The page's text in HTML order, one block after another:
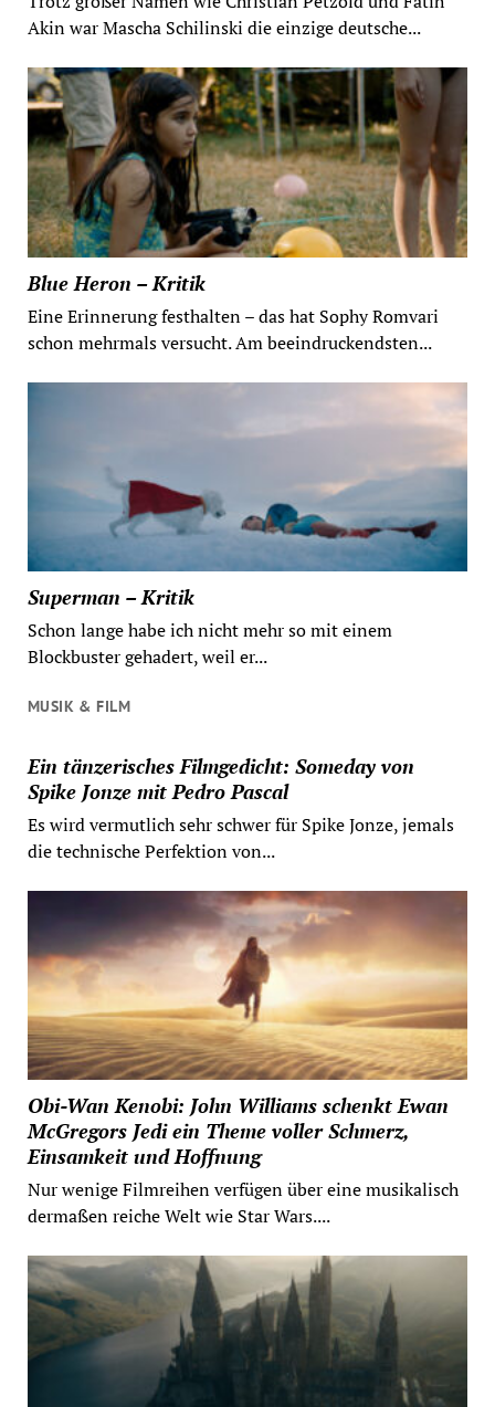
Akin war Mascha Schilinski die einzige deutsche...
Blue Heron – Kritik
Eine Erinnerung festhalten – das hat Sophy Romvari
schon mehrmals versucht. Am beeindruckendsten...
Superman – Kritik
Schon lange habe ich nicht mehr so mit einem
Blockbuster gehadert, weil er...
MUSIK & FILM
Ein tänzerisches Filmgedicht: Someday von
Spike Jonze mit Pedro Pascal
Es wird vermutlich sehr schwer für Spike Jonze, jemals
die technische Perfektion von...
Obi-Wan Kenobi: John Williams schenkt Ewan
McGregors Jedi ein Theme voller Schmerz,
Einsamkeit und Hoffnung
Nur wenige Filmreihen verfügen über eine musikalisch
dermaßen reiche Welt wie Star Wars....